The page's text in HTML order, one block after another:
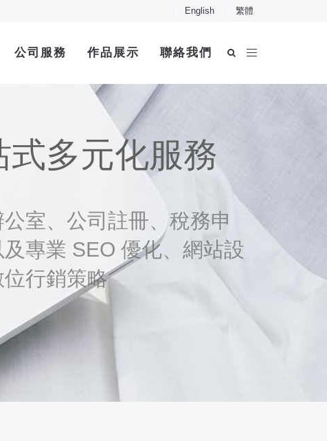
English 繁體
公司服務 作品展示 聯絡我們
式多元化服務
公室、公司註冊、稅務申
專業 SEO 優化、網站設
行銷策略